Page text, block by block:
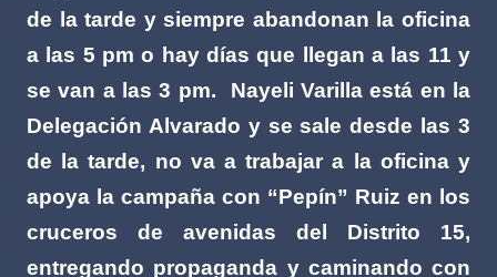
de la tarde y siempre abandonan la oficina
a las 5 pm o hay días que llegan a las 11 y
se van a las 3 pm.
Nayeli Varilla está en la
Delegación Alvarado y se sale desde las 3
de la tarde, no va a trabajar a la oficina y
apoya la campaña con “Pepín” Ruiz en los
cruceros de avenidas del Distrito 15,
entregando propaganda y caminando con